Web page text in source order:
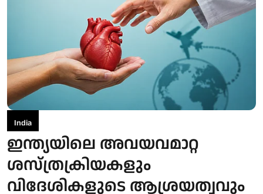
India
ഇന്ത്യയിലെ അവയവമാറ്റ
ശസ്ത്രക്രിയകളും
വിദേശികളുടെ ആശ്രയത്വവും